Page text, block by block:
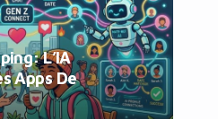
L’IA
Apps De